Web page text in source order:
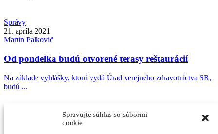
Spravujte súhlas so súbormi
cookie
Správy
21. apríla 2021
Martin Palkovič
Od pondelka budú otvorené terasy reštaurácií
Na základe vyhlášky, ktorú vydá Úrad verejného zdravotníctva SR,
budú ...